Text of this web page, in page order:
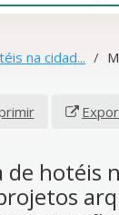
na cidad...
hotéis